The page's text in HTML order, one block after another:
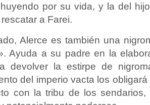
por su vida, y la del
a Farei.
Alerce es también una
Ayuda a su padre en la
devolver la estirpe de
del imperio vacta los
con la tribu de los